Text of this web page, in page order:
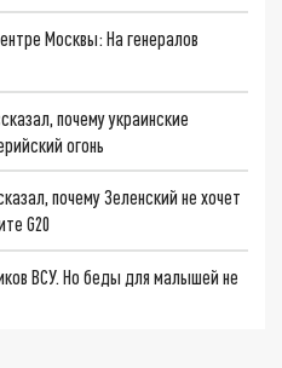
Москвы: На генералов
почему украинские
огонь
почему Зеленский не хочет
G20
ВСУ. Но беды для малышей не